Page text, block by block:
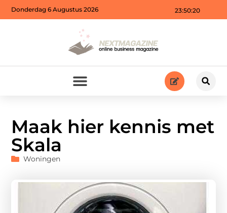
23:50:22
Donderdag 6 Augustus 2026
Maak hier kennis met
Skala
Woningen